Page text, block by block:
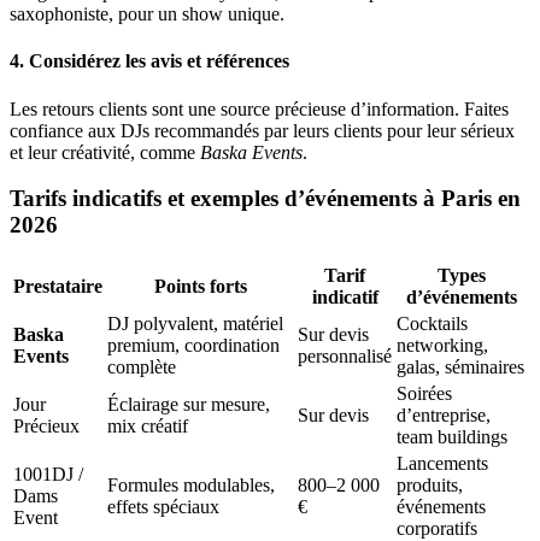
saxophoniste, pour un show unique.
4. Considérez les avis et références
Les retours clients sont une source précieuse d’information. Faites
confiance aux DJs recommandés par leurs clients pour leur sérieux
et leur créativité, comme Baska Events.
Tarifs indicatifs et exemples d’événements à Paris en
2026
Prestataire Points forts
Tarif
indicatif
Types
d’événements
Baska
Events
DJ polyvalent, matériel
premium, coordination
complète
Sur devis
personnalisé
Cocktails
networking,
galas, séminaires
Jour
Précieux
Éclairage sur mesure,
mix créatif
Sur devis
Soirées
d’entreprise,
team buildings
1001DJ /
Dams
Event
Formules modulables,
effets spéciaux
800–2 000
€
Lancements
produits,
événements
corporatifs